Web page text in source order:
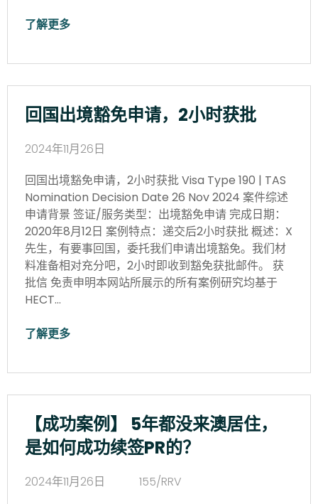
了解更多
回国出境豁免申请，2小时获批
2024年11月26日
回国出境豁免申请，2小时获批 Visa Type 190 | TAS
Nomination Decision Date 26 Nov 2024 案件综述
申请背景 签证/服务类型：出境豁免申请 完成日期：
2020年8月12日 案例特点：递交后2小时获批 概述：X
先生，有要事回国，委托我们申请出境豁免。我们材
料准备相对充分吧，2小时即收到豁免获批邮件。 获
批信 免责申明本网站所展示的所有案例研究均基于
HECT…
了解更多
【成功案例】 5年都没来澳居住，
是如何成功续签PR的？
2024年11月26日
155/RRV